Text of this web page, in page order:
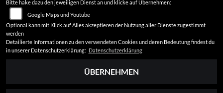
Impressum
Datenschutz
Disclaimer
Barrierefreiheit
Bitte hake dazu den jeweiligen Dienst an und klicke auf Übernehmen:
Google Maps und Youtube
Optional kann mit Klick auf Alles akzeptieren der Nutzung aller Dienste zugestimmt
werden
Detailierte Informationen zu den verwendeten Cookies und deren Bedeutung findest du
in unserer Datenschutzerklärung: Datenschutzerklärung
ÜBERNEHMEN